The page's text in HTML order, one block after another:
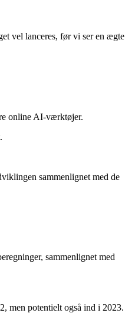
vel lanceres, før vi ser en ægte
online AI-værktøjer.
sammenlignet med de
sammenlignet med
men potentielt også ind i 2023.